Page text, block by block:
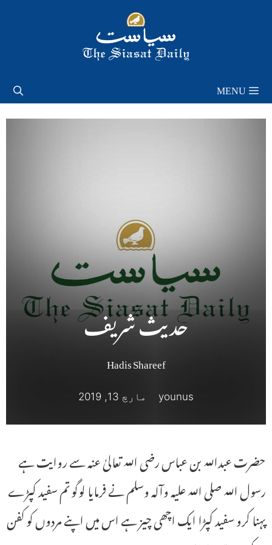
MENU
حدیث شریف
Hadis Shareef
younus مارچ 13, 2019
حضرت عبداللہ بن عباس رضی اللہ تعالیٰ عنہ سے روایت ہے
رسول اللہ صلی اللہ علیہ وآلہ وسلم نے فرمایا لوگو تم سفید کپڑے
پہنا کرو سفید کپڑا ایک اچھی چیز ہے اس میں اپنے مردوں کو کفن